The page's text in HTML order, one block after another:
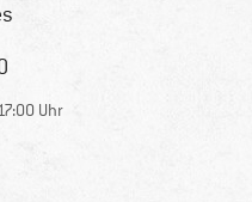
Uhr